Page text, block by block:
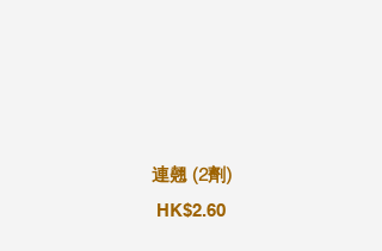
連翹 (2劑)
HK$2.60